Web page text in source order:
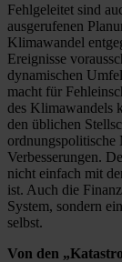
Fehlgeleitet sind
ausgerufenen
Klimawandel
Ereignisse
dynamischen
macht für
des Klimawandels
den üblichen
ordnungspolitische
Verbesserungen.
nicht einfach mit
ist. Auch die
System, sondern
selbst.
Von den